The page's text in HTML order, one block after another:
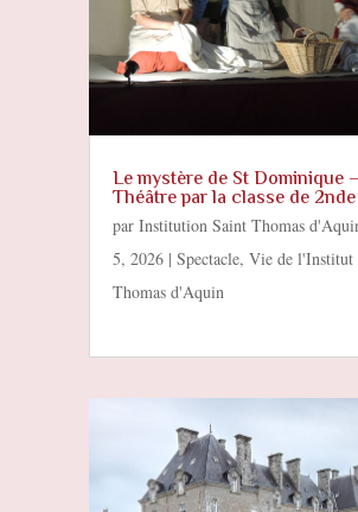
Le mystère de St Dominique –
Théâtre par la classe de 2nde
par Institution Saint Thomas
5, 2026| Spectacle, Vie de l'Institut
Thomas d'Aquin